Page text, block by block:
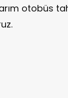
otobüs